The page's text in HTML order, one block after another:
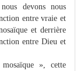
devons nous
entre vraie et
et derrière
entre Dieu et
», cette